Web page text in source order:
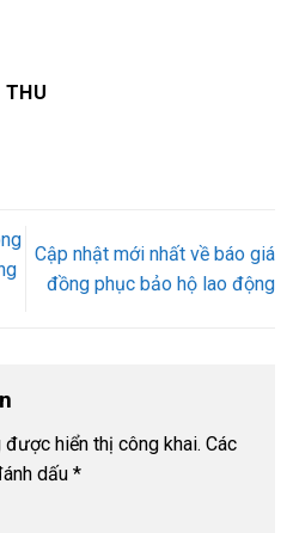
THU
Cập nhật mới nhất về báo giá
đồng phục bảo hộ lao động
được hiển thị công khai. Các
dấu *